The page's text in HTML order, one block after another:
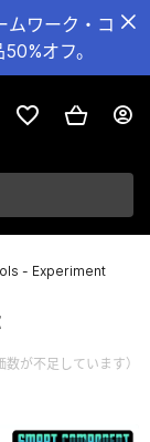
ムワーク・コ
オフ。
- Experiment
数が不足しています）